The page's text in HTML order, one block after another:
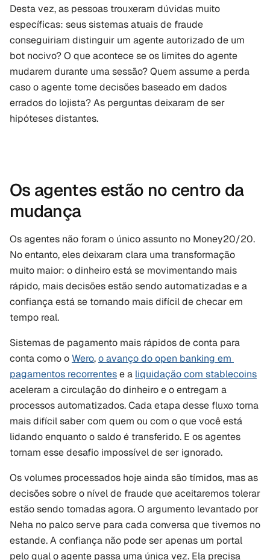
Desta vez, as pessoas trouxeram dúvidas muito
específicas: seus sistemas atuais de fraude
conseguiriam distinguir um agente autorizado de um
bot nocivo? O que acontece se os limites do agente
mudarem durante uma sessão? Quem assume a perda
caso o agente tome decisões baseado em dados
errados do lojista? As perguntas deixaram de ser
hipóteses distantes.
Os agentes estão no centro da
mudança
Os agentes não foram o único assunto no Money20/20.
No entanto, eles deixaram clara uma transformação
muito maior: o dinheiro está se movimentando mais
rápido, mais decisões estão sendo automatizadas e a
confiança está se tornando mais difícil de checar em
tempo real.
Sistemas de pagamento mais rápidos de conta para
conta como o Wero, o avanço do open banking em
pagamentos recorrentes e a liquidação com stablecoins
aceleram a circulação do dinheiro e o entregam a
processos automatizados. Cada etapa desse fluxo torna
mais difícil saber com quem ou com o que você está
lidando enquanto o saldo é transferido. E os agentes
tornam esse desafio impossível de ser ignorado.
Os volumes processados hoje ainda são tímidos, mas as
decisões sobre o nível de fraude que aceitaremos tolerar
estão sendo tomadas agora. O argumento levantado por
Neha no palco serve para cada conversa que tivemos no
estande. A confiança não pode ser apenas um portal
pelo qual o agente passa uma única vez. Ela precisa